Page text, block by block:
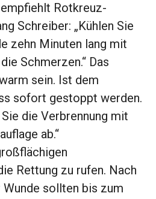
Rotkreuz-
Schreiber: „Kühlen Sie
zehn Minuten lang mit
Schmerzen.“ Das
sein. Ist dem
sofort gestoppt werden.
die Verbrennung mit
ab.“
Rettung zu rufen. Nach
sollten bis zum